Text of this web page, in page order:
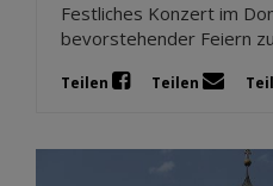
Festliches Konzert im
bevorstehender Feiern
Teilen Teilen